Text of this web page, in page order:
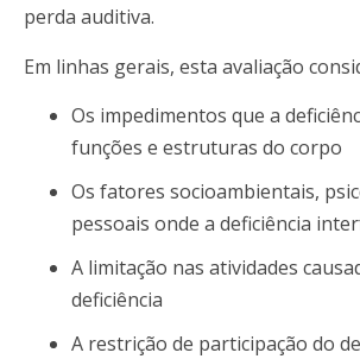
perda auditiva.
Em linhas gerais, esta avaliação
Os impedimentos que a
funções e estruturas do corpo
Os fatores socioambientais,
pessoais onde a deficiência
A limitação nas atividades
deficiência
A restrição de participação do